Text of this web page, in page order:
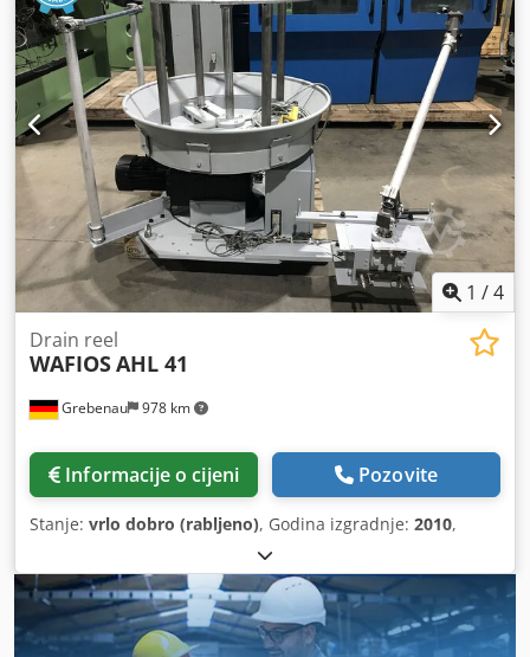
1 /4
Grebenau 978 km
Drain reel
WAFIOSAHL 41
Informacije o cijeni Pozovite
Stanje: vrlo dobro (rabljeno), Godina izgradnje: 2010,